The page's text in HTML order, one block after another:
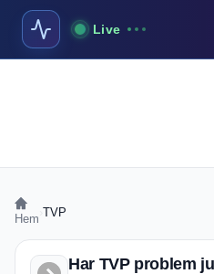
Live
Hem TVP
Har TVP problem